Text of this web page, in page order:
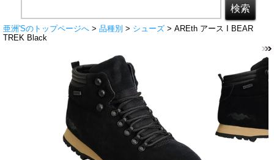
亜洲'Sのトップページへ > 品種別 > シューズ > AREth アース I BEAR
TREK Black